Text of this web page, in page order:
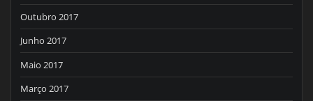
Outubro 2017
Junho 2017
Maio 2017
Março 2017